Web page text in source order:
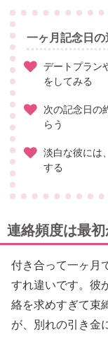
一ヶ月記念日
デートプラン
をしてみる
次の記念日の
らう
淡白な彼には
する
連絡頻度は最
付き合って一ヶ月
すれ違いです。彼
絡を求めすぎて束
が、別れの引き金